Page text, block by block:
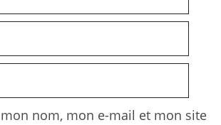
nom, mon e-mail et mon site